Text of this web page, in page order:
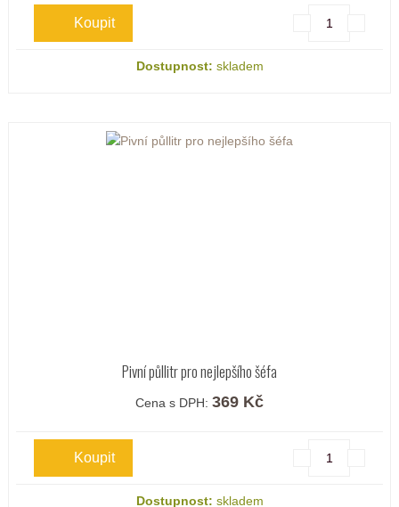
Dostupnost: skladem
Pivní půllitr pro nejlepšího šéfa
Cena s DPH: 369 Kč
Dostupnost: skladem